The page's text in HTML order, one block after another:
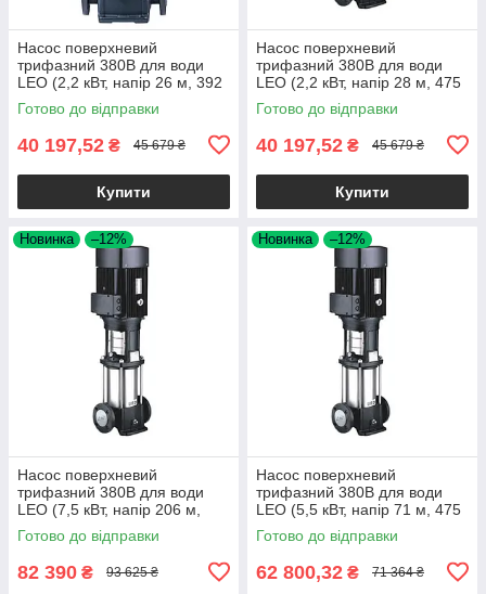
Насос поверхневий
трифазний 380В для води
LEO (2,2 кВт, напір 26 м, 392
л/хв) вертикальний для
поливу, водопостачання
Готово до відправки
40 197,52 ₴ 45 679 ₴
Купити
Насос поверхневий
трифазний 380В для води
LEO (2,2 кВт, напір 28 м, 475
л/хв) вертикальний для
поливу, водопостачання
Готово до відправки
40 197,52 ₴ 45 679 ₴
Купити
Новинка –12%
Насос поверхневий
трифазний 380В для води
LEO (7,5 кВт, напір 206 м,
217 л/хв) багатоступеневий
вертикальний для
Готово до відправки
82 390 ₴ 93 625 ₴
Новинка –12%
Насос поверхневий
трифазний 380В для води
LEO (5,5 кВт, напір 71 м, 475
л/хв) багатоступеневий
вертикальний для
Готово до відправки
62 800,32 ₴ 71 364 ₴